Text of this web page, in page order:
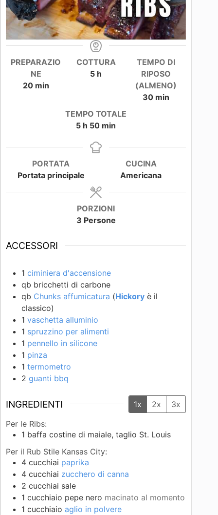
PREPARAZIO
NE
20minuti
min
COTTURA
5ore
h
TEMPO DI
RIPOSO
(ALMENO)
30minuti
min
TEMPO TOTALE
5ore
h 50minuti
min
PORTATA
Portata principale
CUCINA
Americana
PORZIONI
3 Persone
ACCESSORI
1 ciminiera d'accensione
qb bricchetti di carbone
qb Chunks affumicatura (Hickory è il
classico)
1 vaschetta alluminio
1 spruzzino per alimenti
1 pennello in silicone
1 pinza
1 termometro
2 guanti bbq
INGREDIENTI 1x 2x 3x
Per le Ribs:
1 baffa costine di maiale, taglio St. Louis
Per il Rub Stile Kansas City:
4 cucchiai paprika
4 cucchiai zucchero di canna
2 cucchiai sale
1 cucchiaio pepe nero macinato al momento
1 cucchiaio aglio in polvere